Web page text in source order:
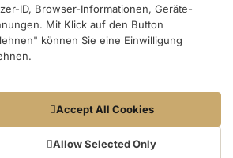
ID, Browser-Informationen, Geräte-
Mit Klick auf den Button
können Sie eine Einwilligung
mit Partnern zusammen, die von
Endgerät abgerufene Daten
Accept All Cookies
Allow Selected Only